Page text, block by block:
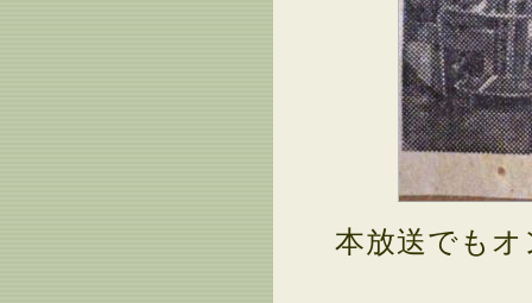
本放送でも